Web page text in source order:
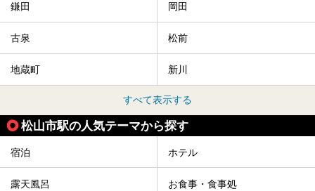
鎌田 岡田
古泉 松前
地蔵町 新川
すべて表示する
松山市駅の人気テーマから探す
宿泊 ホテル
露天風呂 お食事・食事処